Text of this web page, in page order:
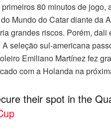
80 minutos de
Mundo do Catar diante da
grandes riscos. Porém,
seleção sul-americana
Emiliano Martínez fez
com a Holanda na
their spot in the